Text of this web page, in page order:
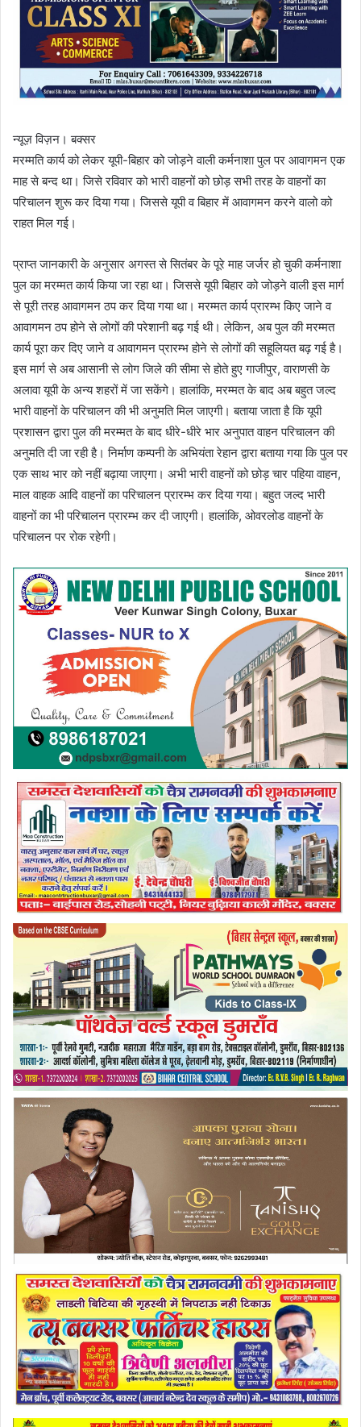
न्यूज़ विज़न। बक्सर
मरम्मति कार्य को लेकर यूपी-बिहार को जोड़ने वाली कर्मनाशा पुल पर आवागमन एक
माह से बन्द था। जिसे रविवार को भारी वाहनों को छोड़ सभी तरह के वाहनों का
परिचालन शुरू कर दिया गया। जिससे यूपी व बिहार में आवागमन करने वालो को
राहत मिल गई।
प्राप्त जानकारी के अनुसार अगस्त से सितंबर के पूरे माह जर्जर हो चुकी कर्मनाशा
पुल का मरम्मत कार्य किया जा रहा था। जिससे यूपी बिहार को जोड़ने वाली इस मार्ग
से पूरी तरह आवागमन ठप कर दिया गया था। मरम्मत कार्य प्रारम्भ किए जाने व
आवागमन ठप होने से लोगों की परेशानी बढ़ गई थी। लेकिन, अब पुल की मरम्मत
कार्य पूरा कर दिए जाने व आवागमन प्रारम्भ होने से लोगों की सहूलियत बढ़ गई है।
इस मार्ग से अब आसानी से लोग जिले की सीमा से होते हुए गाजीपुर, वाराणसी के
अलावा यूपी के अन्य शहरों में जा सकेंगे। हालांकि, मरम्मत के बाद अब बहुत जल्द
भारी वाहनों के परिचालन की भी अनुमति मिल जाएगी। बताया जाता है कि यूपी
प्रशासन द्वारा पुल की मरम्मत के बाद धीरे-धीरे भार अनुपात वाहन परिचालन की
अनुमति दी जा रही है। निर्माण कम्पनी के अभियंता रेहान द्वारा बताया गया कि पुल पर
एक साथ भार को नहीं बढ़ाया जाएगा। अभी भारी वाहनों को छोड़ चार पहिया वाहन,
माल वाहक आदि वाहनों का परिचालन प्रारम्भ कर दिया गया। बहुत जल्द भारी
वाहनों का भी परिचालन प्रारम्भ कर दी जाएगी। हालांकि, ओवरलोड वाहनों के
परिचालन पर रोक रहेगी।